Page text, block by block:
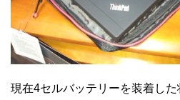
現在4セルバッテリーを装着し